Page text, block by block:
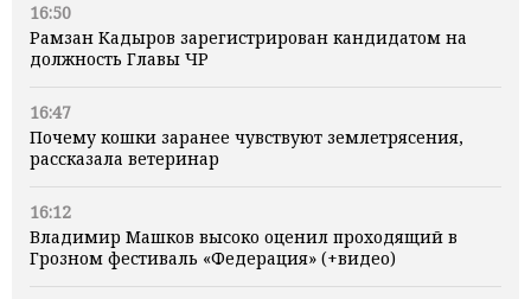
16:50
Рамзан Кадыров зарегистрирован кандидатом на
должность Главы ЧР
16:47
Почему кошки заранее чувствуют землетрясения,
рассказала ветеринар
16:12
Владимир Машков высоко оценил проходящий в
Грозном фестиваль «Федерация» (+видео)